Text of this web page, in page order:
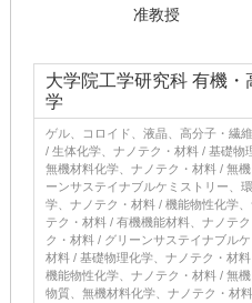
准教授
大学院工学研究科 有機
学
ゲル、コロイド、液晶、高分子・繊
/ 生体化学、ナノテク・材料 / 基礎物
無機材料化学、ナノテク・材料 / 無
ーンサステイナブルケミストリー、
学、ナノテク・材料 / 機能物性化学
テク・材料 / 有機機能材料、ナノテ
ク・材料 / グリーンサステイナブル
材料 / 基礎物理化学、ナノテク・材
機能物性化学、ナノテク・材料 / 無
物質、無機材料化学、ナノテク・材